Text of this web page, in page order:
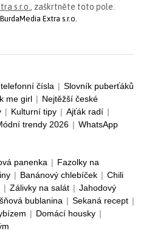
s.r.o. , zaškrtněte toto pole.
Extra s.r.o.
čísla | Slovník puberťáků
me girl | Nejtěžší české
| Kulturní tipy | Ajťák radí |
trendy 2026 | WhatsApp
panenka | Fazolky na
| Banánový chlebíček | Chili
| Zálivky na salát | Jahodový
bublanina | Sekaná recept |
| Domácí housky |